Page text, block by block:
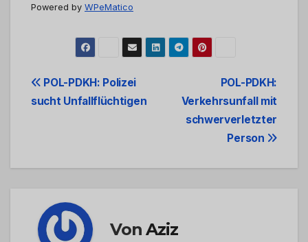
Powered by WPeMatico
Beitrags-
Navigation
POL-PDKH:
Verkehrsunfall mit
schwerverletzter
Person
POL-PDKH: Polizei
sucht Unfallflüchtigen
VonAziz